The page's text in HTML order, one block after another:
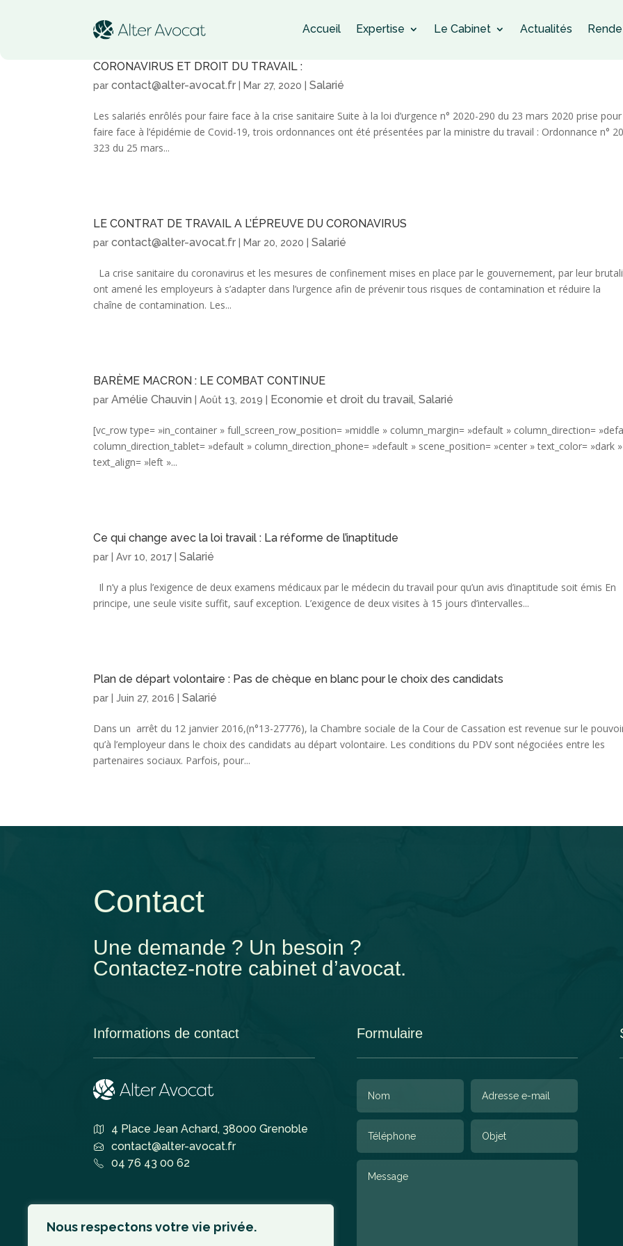
Nous respectons votre vie privée.
Accueil Expertise Le Cabinet Actualités
CORONAVIRUS ET DROIT DU TRAVAIL :
parcontact@alter-avocat.fr Mar 27, 2020 |Salarié
Les salariés enrôlés pour faire face à la crise sanitaire Suite à la loi d’urgence n° 2020-290 du 23 mars 2020 prise pour
faire face à l’épidémie de Covid-19, trois ordonnances ont été présentées par la ministre du travail : Ordonnance n°
323 du 25 mars...
LE CONTRAT DE TRAVAIL A L’ÉPREUVE DU CORONAVIRUS
parcontact@alter-avocat.fr Mar 20, 2020 |Salarié
La crise sanitaire du coronavirus et les mesures de confinement mises en place par le gouvernement, par leur
ont amené les employeurs à s’adapter dans l’urgence afin de prévenir tous risques de contamination et réduire la
chaîne de contamination. Les...
BARÈME MACRON : LE COMBAT CONTINUE
parAmélie Chauvin |Août 13, 2019 Economie et droit du travail ,Salarié
[vc_row type= »in_container » full_screen_row_position= »middle » column_margin= »default » column_direction=
column_direction_tablet= »default » column_direction_phone= »default » scene_position= »center » text_color= »dark »
text_align= »left »...
Ce qui change avec la loi travail : La réforme de l’inaptitude
par |Avr 10, 2017 |Salarié
Il n’y a plus l’exigence de deux examens médicaux par le médecin du travail pour qu’un avis d’inaptitude soit émis En
principe, une seule visite suffit, sauf exception. L’exigence de deux visites à 15 jours d’intervalles...
Plan de départ volontaire : Pas de chèque en blanc pour le choix des candidats
par |Juin 27, 2016 |Salarié
Dans un arrêt du 12 janvier 2016,(n°13-27776), la Chambre sociale de la Cour de Cassation est revenue sur le
qu’à l’employeur dans le choix des candidats au départ volontaire. Les conditions du PDV sont négociées entre les
partenaires sociaux. Parfois, pour...
Contact
Une demande ? Un besoin ?
Contactez-notre cabinet d’avocat.
Informations de contact
4 Place Jean Achard, 38000 Grenoble
contact@alter-avocat.fr
04 76 43 00 62
Formulaire